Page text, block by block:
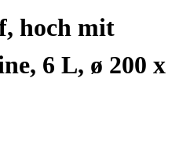
hoch mit
6 L, ø 200 x